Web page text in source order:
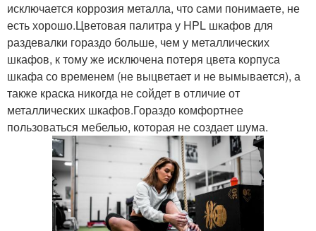
исключается коррозия металла, что сами понимаете, не
есть хорошо.Цветовая палитра у HPL шкафов для
раздевалки гораздо больше, чем у металлических
шкафов, к тому же исключена потеря цвета корпуса
шкафа со временем (не выцветает и не вымывается), а
также краска никогда не сойдет в отличие от
металлических шкафов.Гораздо комфортнее
пользоваться мебелью, которая не создает шума.